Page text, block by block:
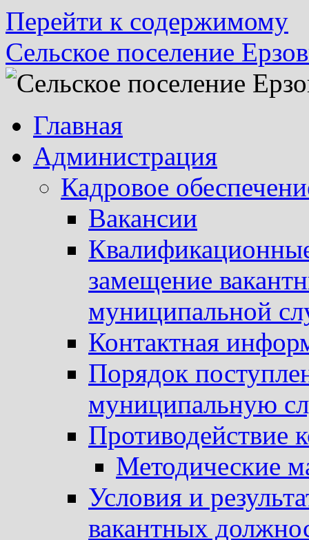
Перейти к содержимому
Сельское поселение
Главная
Администрация
Кадровое
Вакансии
замещение
муниципальной
Контактная
Порядок
муниципальную
Противодействие
Методические
Условия и
вакантных